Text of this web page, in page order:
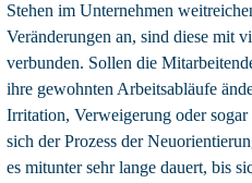
Stehen im Unternehmen
Veränderungen an, sind diese mit
verbunden. Sollen die
ihre gewohnten Arbeitsabläufe
Irritation, Verweigerung oder
sich der Prozess der
es mitunter sehr lange dauert, bis